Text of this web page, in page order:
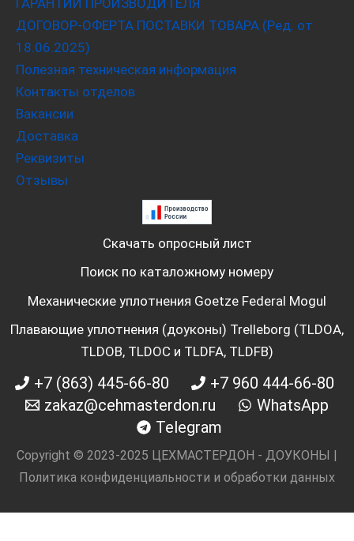
ГАРАНТИИ ПРОИЗВОДИТЕЛЯ
ДОГОВОР-ОФЕРТА ПОСТАВКИ ТОВАРА (Ред. от
18.06.2025)
Полезная техническая информация
Контакты отделов
Вакансии
Доставка
Реквизиты
Отзывы
Скачать опросный лист
Поиск по каталожному номеру
Механические уплотнения Goetze Federal Mogul
Плавающие уплотнения (доуконы) Trelleborg (TLDOA,
TLDOB, TLDOC и TLDFA, TLDFB)
+7 (863) 445-66-80
+7 960 444-66-80
zakaz@cehmasterdon.ru
WhatsApp
Telegram
Copyright © 2023-2025 ЦЕХМАСТЕРДОН - ДОУКОНЫ |
Политика конфиденциальности и обработки данных